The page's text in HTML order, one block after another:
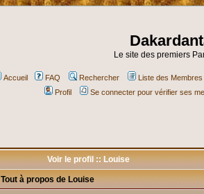
Le site des premiers
Accueil FAQ Rechercher Liste des Membres
Profil
Se connecter pour vérifier ses
Voir le profil :: Louise
Tout à propos de Louise